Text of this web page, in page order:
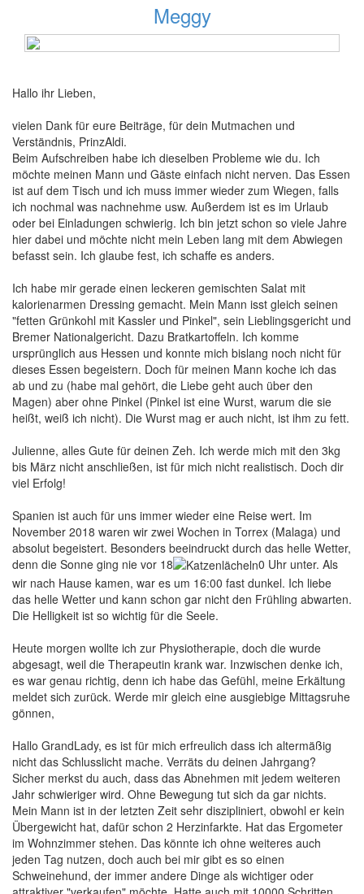
Meggy
Hallo ihr Lieben,
vielen Dank für eure Beiträge, für dein Mutmachen und
Verständnis, PrinzAldi.
Beim Aufschreiben habe ich dieselben Probleme wie du. Ich
möchte meinen Mann und Gäste einfach nicht nerven. Das Essen
ist auf dem Tisch und ich muss immer wieder zum Wiegen, falls
ich nochmal was nachnehme usw. Außerdem ist es im Urlaub
oder bei Einladungen schwierig. Ich bin jetzt schon so viele Jahre
hier dabei und möchte nicht mein Leben lang mit dem Abwiegen
befasst sein. Ich glaube fest, ich schaffe es anders.
Ich habe mir gerade einen leckeren gemischten Salat mit
kalorienarmen Dressing gemacht. Mein Mann isst gleich seinen
"fetten Grünkohl mit Kassler und Pinkel", sein Lieblingsgericht und
Bremer Nationalgericht. Dazu Bratkartoffeln. Ich komme
ursprünglich aus Hessen und konnte mich bislang noch nicht für
dieses Essen begeistern. Doch für meinen Mann koche ich das
ab und zu (habe mal gehört, die Liebe geht auch über den
Magen) aber ohne Pinkel (Pinkel ist eine Wurst, warum die sie
heißt, weiß ich nicht). Die Wurst mag er auch nicht, ist ihm zu fett.
Julienne, alles Gute für deinen Zeh. Ich werde mich mit den 3kg
bis März nicht anschließen, ist für mich nicht realistisch. Doch dir
viel Erfolg!
Spanien ist auch für uns immer wieder eine Reise wert. Im
November 2018 waren wir zwei Wochen in Torrex (Malaga) und
absolut begeistert. Besonders beeindruckt durch das helle Wetter,
denn die Sonne ging nie vor 18
0 Uhr unter. Als
wir nach Hause kamen, war es um 16:00 fast dunkel. Ich liebe
das helle Wetter und kann schon gar nicht den Frühling abwarten.
Die Helligkeit ist so wichtig für die Seele.
Heute morgen wollte ich zur Physiotherapie, doch die wurde
abgesagt, weil die Therapeutin krank war. Inzwischen denke ich,
es war genau richtig, denn ich habe das Gefühl, meine Erkältung
meldet sich zurück. Werde mir gleich eine ausgiebige Mittagsruhe
gönnen,
Hallo GrandLady, es ist für mich erfreulich dass ich altermäßig
nicht das Schlusslicht mache. Verräts du deinen Jahrgang?
Sicher merkst du auch, dass das Abnehmen mit jedem weiteren
Jahr schwieriger wird. Ohne Bewegung tut sich da gar nichts.
Mein Mann ist in der letzten Zeit sehr diszipliniert, obwohl er kein
Übergewicht hat, dafür schon 2 Herzinfarkte. Hat das Ergometer
im Wohnzimmer stehen. Das könnte ich ohne weiteres auch
jeden Tag nutzen, doch auch bei mir gibt es so einen
Schweinehund, der immer andere Dinge als wichtiger oder